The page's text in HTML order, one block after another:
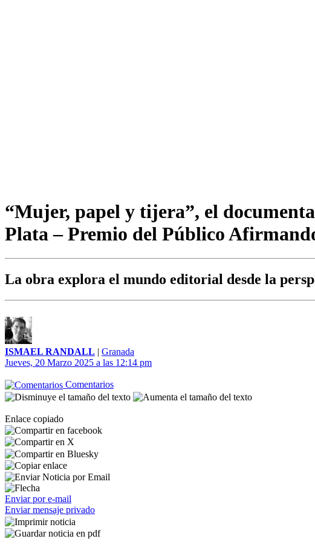
“Mujer, papel y tijera”, el
Plata – Premio del Público
La obra explora el mundo editorial desde la
ISMAEL RANDALL | Granada
Jueves, 20 Marzo 2025 a las 12:14 pm
Comentarios
Enlace copiado
Enviar por e-mail
Enviar mensaje privado